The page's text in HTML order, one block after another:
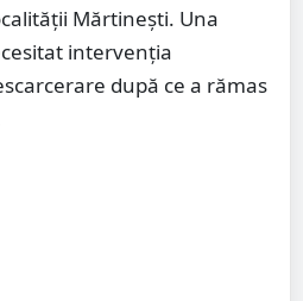
Mărtinești. Una
intervenția
după ce a rămas